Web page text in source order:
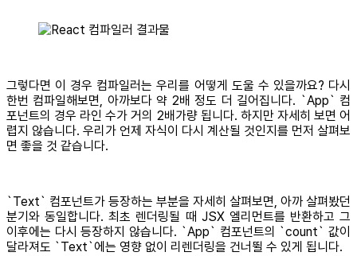
그렇다면 이 경우 컴파일러는 우리를 어떻게 도울 수 있을까요? 다시
한번 컴파일해보면, 아까보다 약 2배 정도 더 길어집니다. `App` 컴
포넌트의 경우 라인 수가 거의 2배가량 됩니다. 하지만 자세히 보면 어
렵지 않습니다. 우리가 언제 자식이 다시 계산될 것인지를 먼저 살펴보
면 좋을 것 같습니다.
`Text` 컴포넌트가 등장하는 부분을 자세히 살펴보면, 아까 살펴봤던
분기와 동일합니다. 최초 렌더링될 때 JSX 엘리먼트를 반환하고 그
이후에는 다시 등장하지 않습니다. `App` 컴포넌트의 `count` 값이
달라져도 `Text`에는 영향 없이 리렌더링을 건너뛸 수 있게 됩니다.